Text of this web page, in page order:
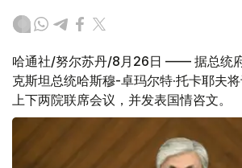
哈通社/努尔苏丹/8月26日 —— 据总统
克斯坦总统哈斯穆-卓玛尔特·托卡耶夫
上下两院联席会议，并发表国情咨文。